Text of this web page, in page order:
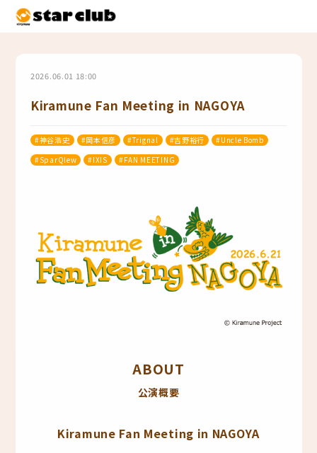
2026.06.01 18:00
Kiramune Fan Meeting in NAGOYA
#神谷浩史 #岡本信彦 #Trignal #吉野裕行
#Uncle Bomb
#SparQlew
#IXIS #FAN MEETING
ABOUT
公演概要
Kiramune Fan Meeting in NAGOYA